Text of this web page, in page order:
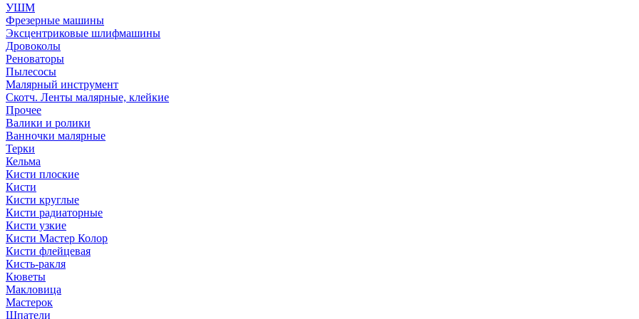
УШМ
Фрезерные машины
Эксцентриковые шлифмашины
Дровоколы
Реноваторы
Пылесосы
Малярный инструмент
Скотч. Ленты малярные, клейкие
Прочее
Валики и ролики
Ванночки малярные
Терки
Кельма
Кисти плоские
Кисти
Кисти круглые
Кисти радиаторные
Кисти узкие
Кисти Мастер Колор
Кисти флейцевая
Кисть-ракля
Кюветы
Макловица
Мастерок
Шпатели